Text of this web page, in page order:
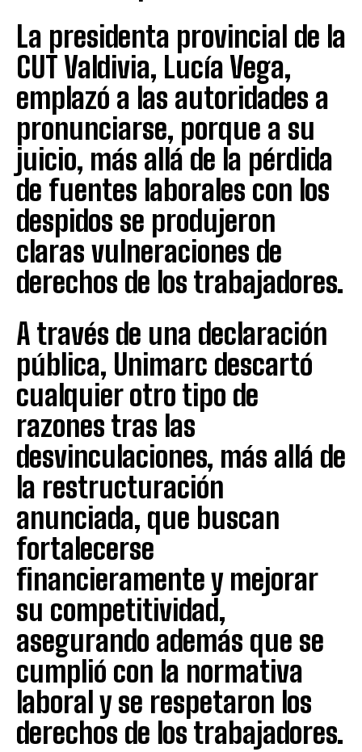
La presidenta provincial de la
CUT Valdivia, Lucía Vega,
emplazó a las autoridades a
pronunciarse, porque a su
juicio, más allá de la pérdida
de fuentes laborales con los
despidos se produjeron
claras vulneraciones de
derechos de los trabajadores.
A través de una declaración
pública, Unimarc descartó
cualquier otro tipo de
razones tras las
desvinculaciones, más allá de
la restructuración
anunciada, que buscan
fortalecerse
financieramente y mejorar
su competitividad,
asegurando además que se
cumplió con la normativa
laboral y se respetaron los
derechos de los trabajadores.